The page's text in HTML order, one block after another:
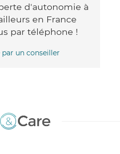
d'autonomie à
en France
par téléphone !
par un conseiller